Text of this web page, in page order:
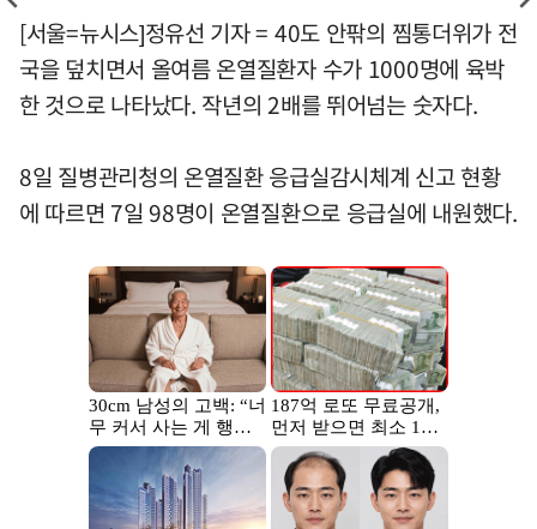
[서울=뉴시스]정유선 기자 = 40도 안팎의 찜통더위가 전
국을 덮치면서 올여름 온열질환자 수가 1000명에 육박
한 것으로 나타났다. 작년의 2배를 뛰어넘는 숫자다.
8일 질병관리청의 온열질환 응급실감시체계 신고 현황
에 따르면 7일 98명이 온열질환으로 응급실에 내원했다.